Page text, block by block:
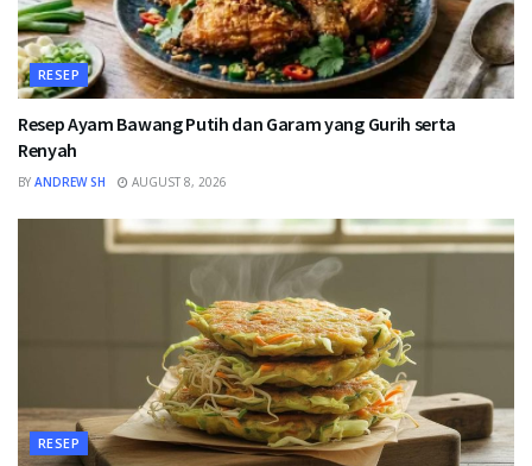
RESEP
Resep Ayam Bawang Putih dan Garam yang Gurih serta
Renyah
BY ANDREW SH AUGUST 8, 2026
RESEP